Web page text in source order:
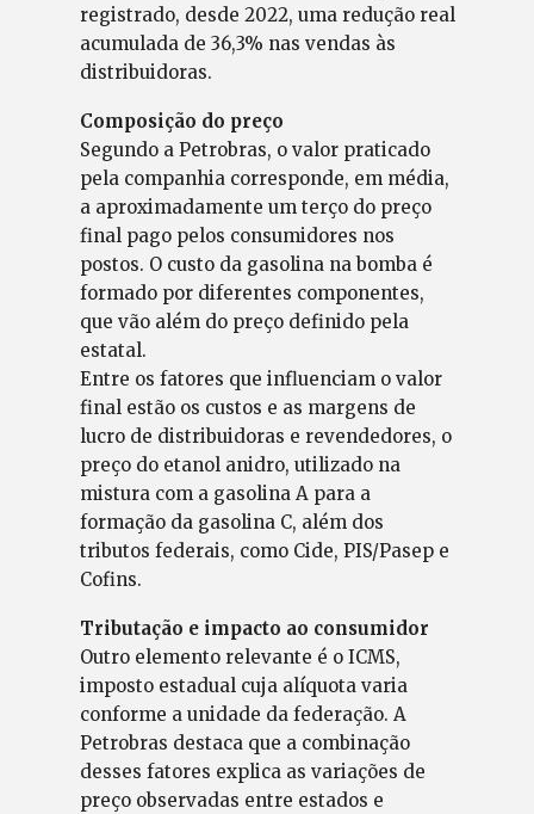
registrado, desde 2022, uma redução real
acumulada de 36,3% nas vendas às
distribuidoras.
Composição do preço
Segundo a Petrobras, o valor praticado
pela companhia corresponde, em média,
a aproximadamente um terço do preço
final pago pelos consumidores nos
postos. O custo da gasolina na bomba é
formado por diferentes componentes,
que vão além do preço definido pela
estatal.
Entre os fatores que influenciam o valor
final estão os custos e as margens de
lucro de distribuidoras e revendedores, o
preço do etanol anidro, utilizado na
mistura com a gasolina A para a
formação da gasolina C, além dos
tributos federais, como Cide, PIS/Pasep e
Cofins.
Tributação e impacto ao consumidor
Outro elemento relevante é o ICMS,
imposto estadual cuja alíquota varia
conforme a unidade da federação. A
Petrobras destaca que a combinação
desses fatores explica as variações de
preço observadas entre estados e